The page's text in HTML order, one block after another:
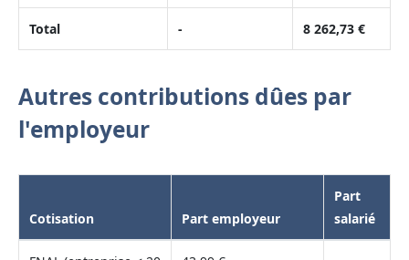
Total - 8 262,73 €
Autres contributions dûes par
l'employeur
Cotisation Part employeur
Part
salarié